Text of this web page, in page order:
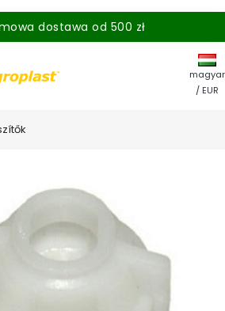
dostawa od 500 zł
magyar
/ EUR